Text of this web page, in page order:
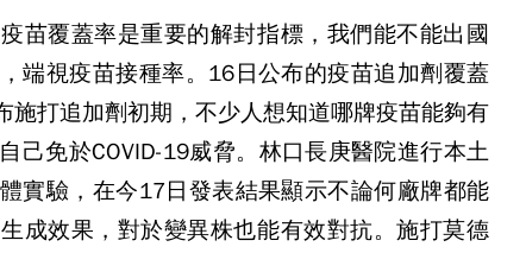
苗覆蓋率是重要的解封指標，我們能不能出國
端視疫苗接種率。16日公布的疫苗追加劑覆蓋
施打追加劑初期，不少人想知道哪牌疫苗能夠有
己免於COVID-19威脅。林口長庚醫院進行本土
實驗，在今17日發表結果顯示不論何廠牌都能
成效果，對於變異株也能有效對抗。施打莫德